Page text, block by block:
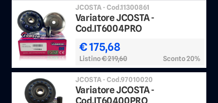
JCOSTA - Cod.11300861
Variatore JCOSTA -
Cod.IT6004PRO
€ 175,68
Listino€ 219,60 Sconto 20%
JCOSTA - Cod.97010020
Variatore JCOSTA -